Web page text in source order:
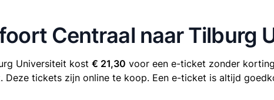
Centraal naar Tilburg
Universiteit kost € 21,30 voor een e-ticket zonder
tickets zijn online te koop. Een e-ticket is altijd